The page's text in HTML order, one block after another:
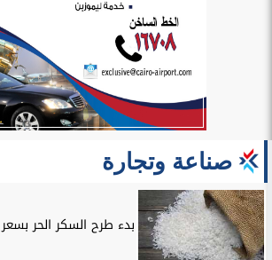
صناعة وتجارة
بدء طرح السكر الحر بسعر 25 جنيهًا للكيلو...